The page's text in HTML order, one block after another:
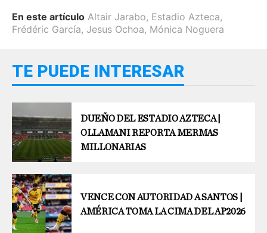
En este artículo Altair Jarabo, Estadio Azteca,
Frédéric García, Jesus Ochoa, Mónica Noguera
TE PUEDE INTERESAR
DUEÑO DEL ESTADIO AZTECA |
OLLAMANI REPORTA MERMAS
MILLONARIAS
VENCE CON AUTORIDAD A SANTOS |
AMÉRICA TOMA LA CIMA DEL AP2026